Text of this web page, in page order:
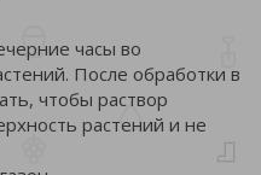
часы во
После обработки в
чтобы раствор
растений и не